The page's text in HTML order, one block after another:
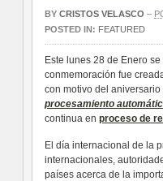
BY CRISTOS VELASCO –
POSTED IN: FEATURED
Este lunes 28 de Enero
conmemoración fue
con motivo del
procesamiento
continua en proceso de
El día internacional de la
internacionales,
países acerca de la